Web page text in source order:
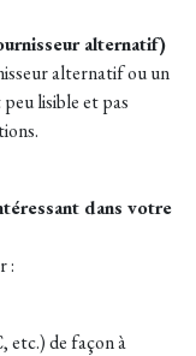
alternatif)
alternatif ou un
lisible et pas
dans votre
:
etc.) de façon à